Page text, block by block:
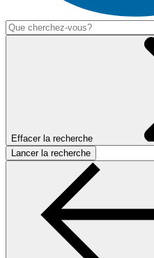
Effacer la recherche
Lancer la recherche